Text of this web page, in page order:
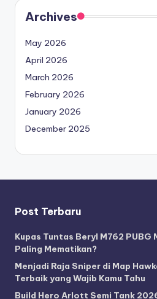
Archives
May 2026
April 2026
March 2026
February 2026
January 2026
December 2025
Post Terbaru
Kupas Tuntas Beryl M762 PUBG
Paling Mematikan?
Menjadi Raja Sniper di Map
Terbaik yang Wajib Kamu Tahu
Build Hero Arlott Semi Tank